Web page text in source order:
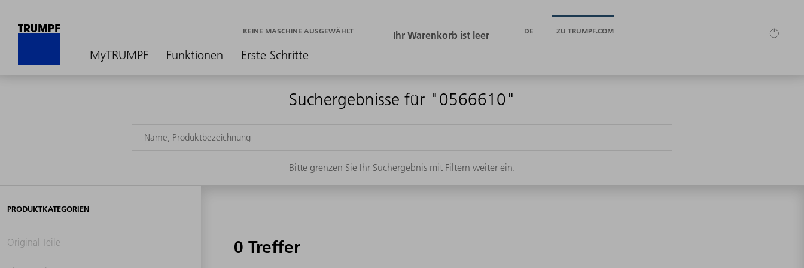
MyTRUMPF Funktionen Erste Schritte
KEINE MASCHINE AUSGEWÄHLT DE ZU TRUMPF.COM
Suchergebnisse für "0566610"
Bitte grenzen Sie Ihr Suchergebnis mit Filtern weiter ein.
PRODUKTKATEGORIEN
Original Teile 0 Treffer